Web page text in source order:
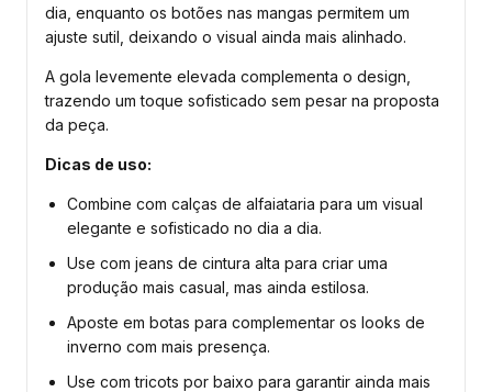
dia, enquanto os botões nas mangas permitem um
ajuste sutil, deixando o visual ainda mais alinhado.
A gola levemente elevada complementa o design,
trazendo um toque sofisticado sem pesar na proposta
da peça.
Dicas de uso:
Combine com calças de alfaiataria para um visual
elegante e sofisticado no dia a dia.
Use com jeans de cintura alta para criar uma
produção mais casual, mas ainda estilosa.
Aposte em botas para complementar os looks de
inverno com mais presença.
Use com tricots por baixo para garantir ainda mais